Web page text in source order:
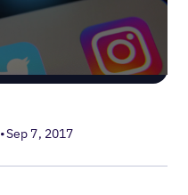
•Sep 7, 2017